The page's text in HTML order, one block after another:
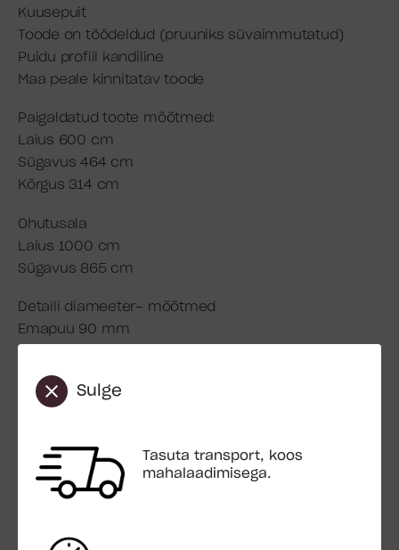
Sulge
Tasuta transport, koos
mahalaadimisega.
Kuusepuit
Toode on töödeldud (pruuniks süvaimmutatud)
Puidu profiil kandiline
Maa peale kinnitatav toode
Paigaldatud toote mõõtmed:
Laius 600 cm
Sügavus 464 cm
Kõrgus 314 cm
Ohutusala
Laius 1000 cm
Sügavus 865 cm
Detaili diameeter- mõõtmed
Emapuu 90 mm
Platvormi kõrgus liumäele 120 cm
Paki mõõt 2,4×1,2×1,1 m
Paki kaal 380 kg
Sisaldub hinnas